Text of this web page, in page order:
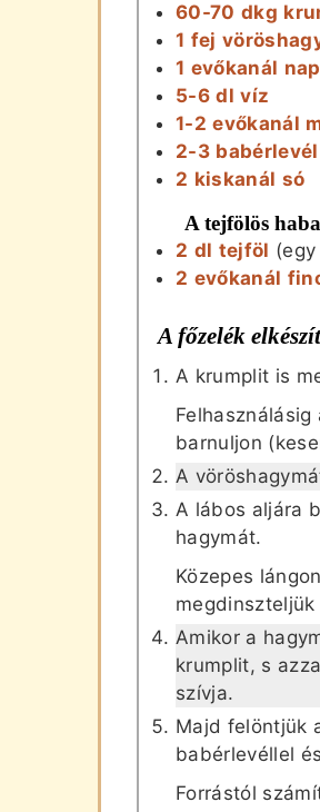
60-70 dkg
1 fej
1 evőkanál
5-6 dl víz
1-2 evőkanál
2-3 babérlevél
2 kiskanál só
A tejfölös
2 dl tejföl
2 evőkanál
A főzelék
A krumplit is
barnuljon
A
A lábos aljára
hagymát.
Közepes
megdinszteljük
Amikor a
krumplit, s
szívja.
Majd felöntjük
babérlevéllel
Forrástól